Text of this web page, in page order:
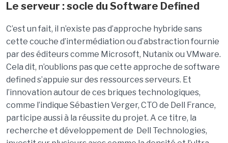
Le serveur : socle du Software Defined
C’est un fait, il n’existe pas d’approche hybride sans
cette couche d’intermédiation ou d’abstraction fournie
par des éditeurs comme Microsoft, Nutanix ou VMware.
Cela dit, n’oublions pas que cette approche de software
defined s’appuie sur des ressources serveurs. Et
l’innovation autour de ces briques technologiques,
comme l’indique Sébastien Verger, CTO de Dell France,
participe aussi à la réussite du projet. A ce titre, la
recherche et développement de Dell Technologies,